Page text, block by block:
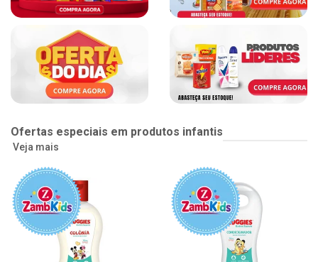
Ofertas especiais em produtos infantis
Veja mais